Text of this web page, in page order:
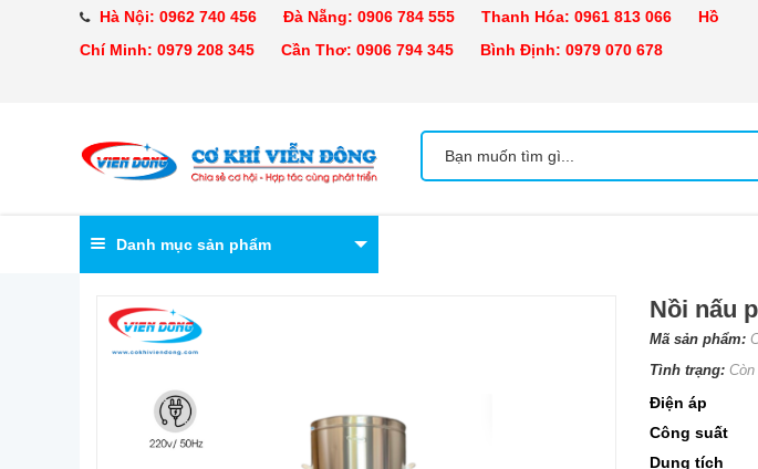
Hà Nội: 0962 740 456 Đà Nẵng: 0906 784 555 Thanh Hóa: 0961 813 066 Hồ
Chí Minh: 0979 208 345 Cần Thơ: 0906 794 345 Bình Định: 0979 070 678
Danh mục sản phẩm
Nồi nấu
Mã sản phẩm:
Tình trạng: Còn
Điện áp
Công suất
Dung tích